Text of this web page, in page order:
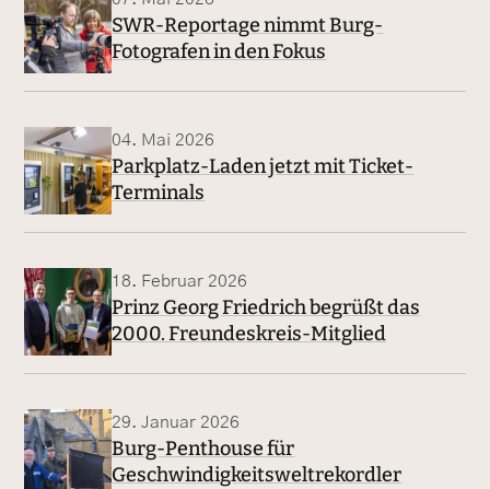
SWR-Reportage nimmt Burg-
Fotografen in den Fokus
04. Mai 2026
Parkplatz-Laden jetzt mit Ticket-
Terminals
18. Februar 2026
Prinz Georg Friedrich begrüßt das
2000. Freundeskreis-Mitglied
29. Januar 2026
Burg-Penthouse für
Geschwindigkeitsweltrekordler